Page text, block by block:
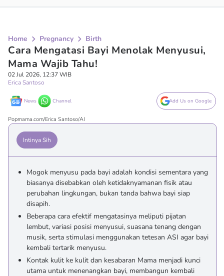
Home Pregnancy Birth
Cara Mengatasi Bayi Menolak Menyusui,
Mama Wajib Tahu!
02 Jul 2026, 12:37 WIB
Erica Santoso
News Channel Add Us on Google
Popmama.com/Erica Santoso/AI
Intinya Sih
Mogok menyusu pada bayi adalah kondisi sementara yang
biasanya disebabkan oleh ketidaknyamanan fisik atau
perubahan lingkungan, bukan tanda bahwa bayi siap
disapih.
Beberapa cara efektif mengatasinya meliputi pijatan
lembut, variasi posisi menyusui, suasana tenang dengan
musik, serta stimulasi menggunakan tetesan ASI agar bayi
kembali tertarik menyusu.
Kontak kulit ke kulit dan kesabaran Mama menjadi kunci
utama untuk menenangkan bayi, membangun kembali